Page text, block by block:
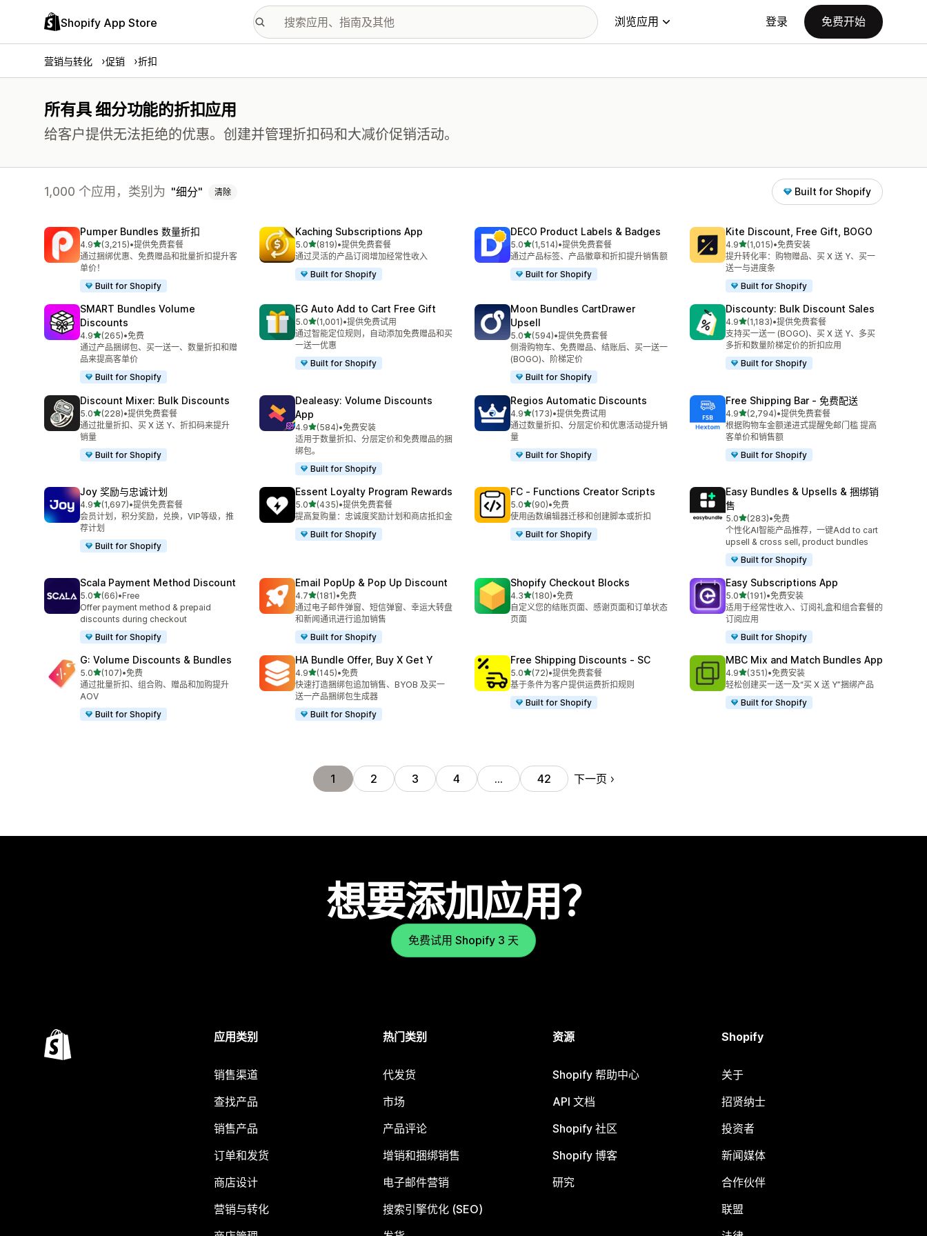
Shopify App Store 浏览应用 登录 免费开始
营销与转化 促销 折扣
所有具 细分功能的折扣应用
给客户提供无法拒绝的优惠。创建并管理折扣码和大减价促销活动。
1,000 个应用，类别为 细分 清除 Built for Shopify
Pumper Bundles 数量折扣
4.9星（满分 5 星）
(3,215)
总共 3215 条评论
•提供免费套餐
通过捆绑优惠、免费赠品和批量折扣提升客
单价！
Built for Shopify
Kaching Subscriptions App
5.0星（满分 5 星）
(819)
总共 819 条评论
•提供免费套餐
通过灵活的产品订阅增加经常性收入
Built for Shopify
DECO Product Labels & Badges
5.0星（满分 5 星）
(1,514)
总共 1514 条评论
•提供免费套餐
通过产品标签、产品徽章和折扣提升销售额
Built for Shopify
Kite Discount, Free Gift, BOGO
4.9星（满分 5 星）
(1,015)
总共 1015 条评论
•免费安装
提升转化率：购物赠品、买 X 送 Y、买一
送一与进度条
Built for Shopify
SMART Bundles Volume
Discounts
4.9星（满分 5 星）
(265)
总共 265 条评论
•免费
通过产品捆绑包、买一送一、数量折扣和赠
品来提高客单价
Built for Shopify
EG Auto Add to Cart Free Gift
5.0星（满分 5 星）
(1,001)
总共 1001 条评论
•提供免费试用
通过智能定位规则，自动添加免费赠品和买
一送一优惠
Built for Shopify
Moon Bundles CartDrawer
Upsell
5.0星（满分 5 星）
(594)
总共 594 条评论
•提供免费套餐
侧滑购物车、免费赠品、结账后、买一送一
(BOGO)、阶梯定价
Built for Shopify
Discounty: Bulk Discount Sales
4.9星（满分 5 星）
(1,183)
总共 1183 条评论
•提供免费套餐
支持买一送一 (BOGO)、买 X 送 Y、多买
多折和数量阶梯定价的折扣应用
Built for Shopify
Discount Mixer: Bulk Discounts
5.0星（满分 5 星）
(228)
总共 228 条评论
•提供免费套餐
通过批量折扣、买 X 送 Y、折扣码来提升
销量
Built for Shopify
Dealeasy: Volume Discounts
App
4.9星（满分 5 星）
(584)
总共 584 条评论
•免费安装
适用于数量折扣、分层定价和免费赠品的捆
绑包。
Built for Shopify
Regios Automatic Discounts
4.9星（满分 5 星）
(173)
总共 173 条评论
•提供免费试用
通过数量折扣、分层定价和优惠活动提升销
量
Built for Shopify
Free Shipping Bar ‑ 免费配送
4.9星（满分 5 星）
(2,794)
总共 2794 条评论
•提供免费套餐
根据购物车金额递进式提醒免邮门槛 提高
客单价和销售额
Built for Shopify
Joy 奖励与忠诚计划
4.9星（满分 5 星）
(1,697)
总共 1697 条评论
•提供免费套餐
会员计划，积分奖励，兑换，VIP等级，推
荐计划
Built for Shopify
Essent Loyalty Program Rewards
5.0星（满分 5 星）
(435)
总共 435 条评论
•提供免费套餐
提高复购量：忠诚度奖励计划和商店抵扣金
Built for Shopify
FC ‑ Functions Creator Scripts
5.0星（满分 5 星）
(90)
总共 90 条评论
•免费
使用函数编辑器迁移和创建脚本或折扣
Built for Shopify
Easy Bundles & Upsells & 捆绑销
售
5.0星（满分 5 星）
(283)
总共 283 条评论
•免费
个性化AI智能产品推荐，一键Add to cart
upsell & cross sell, product bundles
Built for Shopify
Scala Payment Method Discount
5.0星（满分 5 星）
(66)
总共 66 条评论
•Free
Offer payment method & prepaid
discounts during checkout
Built for Shopify
Email PopUp & Pop Up Discount
4.7星（满分 5 星）
(181)
总共 181 条评论
•免费
通过电子邮件弹窗、短信弹窗、幸运大转盘
和新闻通讯进行追加销售
Built for Shopify
Shopify Checkout Blocks
4.3星（满分 5 星）
(180)
总共 180 条评论
•免费
自定义您的结账页面、感谢页面和订单状态
页面
Easy Subscriptions App
5.0星（满分 5 星）
(191)
总共 191 条评论
•免费安装
适用于经常性收入、订阅礼盒和组合套餐的
订阅应用
Built for Shopify
G: Volume Discounts & Bundles
5.0星（满分 5 星）
(107)
总共 107 条评论
•免费
通过批量折扣、组合购、赠品和加购提升
AOV
Built for Shopify
HA Bundle Offer, Buy X Get Y
4.9星（满分 5 星）
(145)
总共 145 条评论
•免费
快速打造捆绑包追加销售、BYOB 及买一
送一产品捆绑包生成器
Built for Shopify
Free Shipping Discounts ‑ SC
5.0星（满分 5 星）
(72)
总共 72 条评论
•提供免费套餐
基于条件为客户提供运费折扣规则
Built for Shopify
MBC Mix and Match Bundles App
4.9星（满分 5 星）
(351)
总共 351 条评论
•免费安装
轻松创建买一送一及“买 X 送 Y”捆绑产品
Built for Shopify
1 2 3 4 … 42 下一页
想要添加应用？
免费试用 Shopify 3 天
应用类别
销售渠道
查找产品
销售产品
订单和发货
商店设计
营销与转化
热门类别
代发货
市场
产品评论
增销和捆绑销售
电子邮件营销
搜索引擎优化 (SEO)
资源
Shopify 帮助中心
API 文档
Shopify 社区
Shopify 博客
研究
Shopify
关于
招贤纳士
投资者
新闻媒体
合作伙伴
联盟